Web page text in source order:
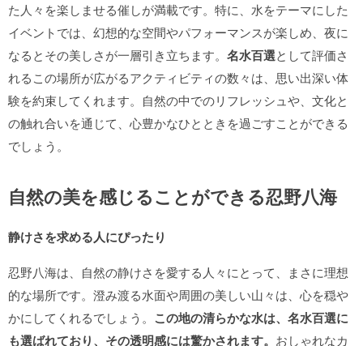
た人々を楽しませる催しが満載です。特に、水をテーマにした
イベントでは、幻想的な空間やパフォーマンスが楽しめ、夜に
なるとその美しさが一層引き立ちます。 名水百選として評価さ
れるこの場所が広がるアクティビティの数々は、思い出深い体
験を約束してくれます。自然の中でのリフレッシュや、文化と
の触れ合いを通じて、心豊かなひとときを過ごすことができる
でしょう。
自然の美を感じることができる忍野八海
静けさを求める人にぴったり
忍野八海は、自然の静けさを愛する人々にとって、まさに理想
的な場所です。澄み渡る水面や周囲の美しい山々は、心を穏や
かにしてくれるでしょう。 この地の清らかな水は、名水百選に
も選ばれており、その透明感には驚かされます。 おしゃれなカ